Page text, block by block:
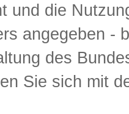
und die
angegeben -
des
Sie sich mit